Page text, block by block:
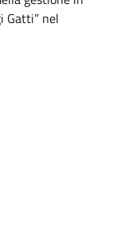
Gatti” nel